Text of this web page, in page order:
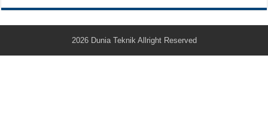
2026 Dunia Teknik Allright Reserved